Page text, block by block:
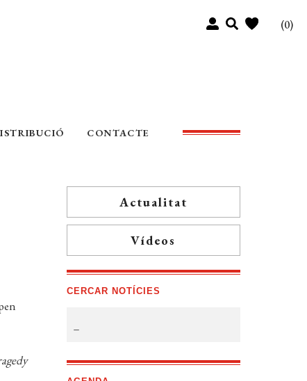
(0)
CONTACTE
Actualitat
Vídeos
CERCAR NOTÍCIES